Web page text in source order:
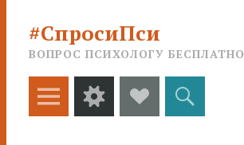
#СпросиПси
ВОПРОС ПСИХОЛОГУ БЕСПЛАТНО
Меню ВиджетыSocial
Links
Поиск